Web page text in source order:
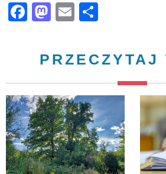
Facebook
Mastodon
Email
PRZECZYTAJ